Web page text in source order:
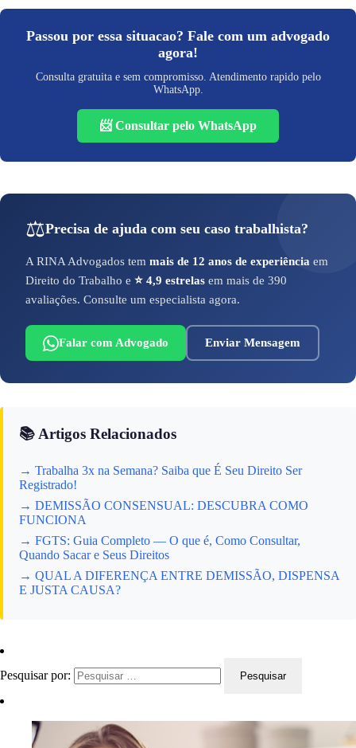
Passou por essa situacao? Fale com um advogado
agora!
Consulta gratuita e sem compromisso. Atendimento rapido pelo
WhatsApp.
📨 Consultar pelo WhatsApp
⚖️Precisa de ajuda com seu caso trabalhista?
A RINA Advogados tem mais de 12 anos de experiência em
Direito do Trabalho e ⭐ 4,9 estrelas em mais de 390
avaliações. Consulte um especialista agora.
Falar com Advogado Enviar Mensagem
📚 Artigos Relacionados
→ Trabalha 3x na Semana? Saiba que É Seu Direito Ser
Registrado!
→ DEMISSÃO CONSENSUAL: DESCUBRA COMO
FUNCIONA
→ FGTS: Guia Completo — O que é, Como Consultar,
Quando Sacar e Seus Direitos
→ QUAL A DIFERENÇA ENTRE DEMISSÃO, DISPENSA
E JUSTA CAUSA?
Pesquisar por: